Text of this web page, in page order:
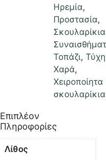
Ηρεμία,
Προστασία,
Σκουλαρίκια
Τοπάζι, Τύχη
Χαρά,
Χειροποίητα
σκουλαρίκια
Επιπλέον
Πληροφορίες
Λίθος